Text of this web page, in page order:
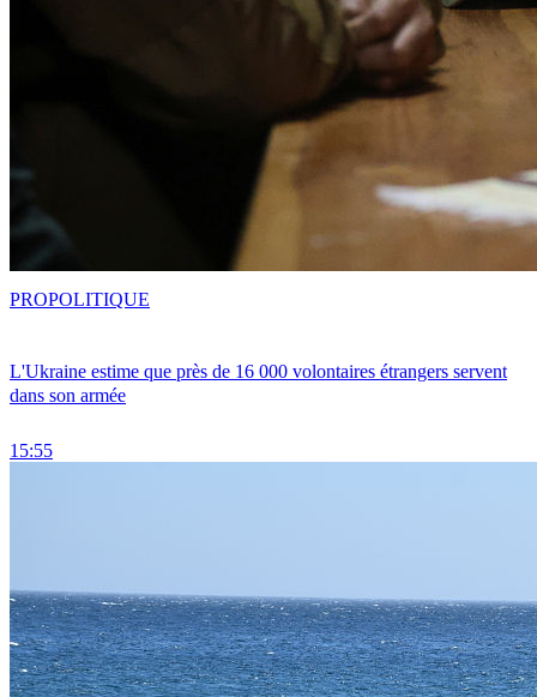
L'Ukraine estime que près de 16 000 volontaires étrangers servent
dans son armée
15:55
PROPOLITIQUE